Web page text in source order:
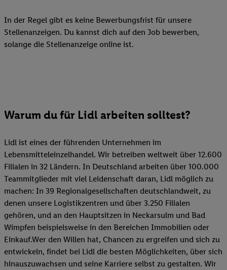
In der Regel gibt es keine Bewerbungsfrist für unsere
Stellenanzeigen. Du kannst dich auf den Job bewerben,
solange die Stellenanzeige online ist.
Warum du für Lidl arbeiten solltest?
Lidl ist eines der führenden Unternehmen im
Lebensmitteleinzelhandel. Wir betreiben weltweit über 12.600
Filialen in 32 Ländern. In Deutschland arbeiten über 100.000
Teammitglieder mit viel Leidenschaft daran, Lidl möglich zu
machen: In 39 Regionalgesellschaften deutschlandweit, zu
denen unsere Logistikzentren und über 3.250 Filialen
gehören, und an den Hauptsitzen in Neckarsulm und Bad
Wimpfen beispielsweise in den Bereichen Immobilien oder
Einkauf.Wer den Willen hat, Chancen zu ergreifen und sich zu
entwickeln, findet bei Lidl die besten Möglichkeiten, über sich
hinauszuwachsen und seine Karriere selbst zu gestalten. Wir